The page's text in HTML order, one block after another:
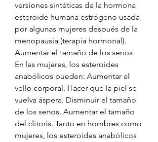
versiones sintéticas de la hormona
esteroide humana estrógeno usada
por algunas mujeres después de la
menopausia (terapia hormonal).
Aumentar el tamaño de los senos.
En las mujeres, los esteroides
anabólicos pueden: Aumentar el
vello corporal. Hacer que la piel se
vuelva áspera. Disminuir el tamaño
de los senos. Aumentar el tamaño
del clítoris. Tanto en hombres como
mujeres, los esteroides anabólicos